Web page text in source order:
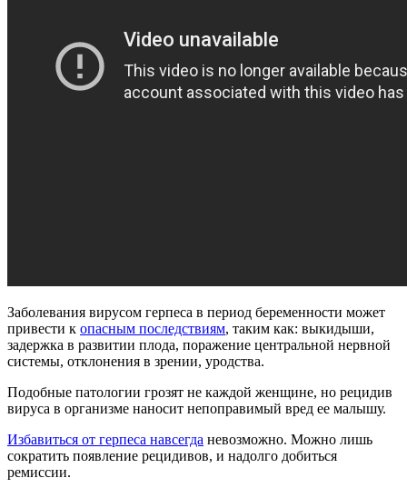
Заболевания вирусом герпеса в период беременности может
привести к опасным последствиям, таким как: выкидыши,
задержка в развитии плода, поражение центральной нервной
системы, отклонения в зрении, уродства.
Подобные патологии грозят не каждой женщине, но рецидив
вируса в организме наносит непоправимый вред ее малышу.
Избавиться от герпеса навсегда невозможно. Можно лишь
сократить появление рецидивов, и надолго добиться
ремиссии.